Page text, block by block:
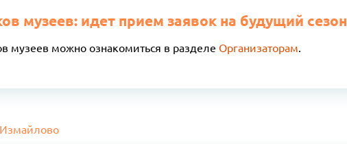
музеев: идет прием заявок на будущий сезон
музеев можно ознакомиться в разделе Организаторам.